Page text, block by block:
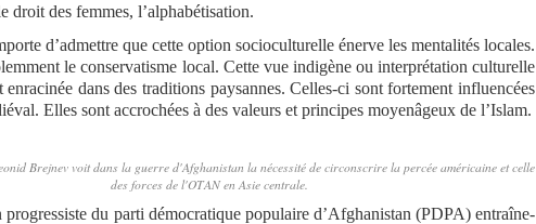
droit des femmes, l’alphabétisation.
d’admettre que cette option socioculturelle énerve les mentalités locales.
le conservatisme local. Cette vue indigène ou interprétation culturelle
enracinée dans des traditions paysannes. Celles-ci sont fortement influencées
Elles sont accrochées à des valeurs et principes moyenâgeux de l’Islam.
Brejnev voit dans la guerre d'Afghanistan la nécessité de circonscrire la percée américaine et celle
des forces de l'OTAN en Asie centrale.
du parti démocratique populaire d’Afghanistan (PDPA) entraîne-